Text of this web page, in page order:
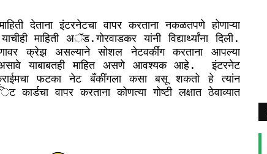
देताना इंटरनेटचा वापर करताना नकळतपणे होणाऱ्या
याचीही माहिती अॅड.गोरवाडकर यांनी विद्यार्थ्यांना दिली.
क्रेझ असल्याने सोशल नेटवर्कींग करताना
आपल्या
याबाबतही माहित असणे आवश्यक आहे .
इंटरनेट
फटका नेट बँकींगला कसा बसू शकतो हे
त्यांन
कार्डचा वापर करताना कोणत्या गोष्टी लक्षात ठेवाव्यात